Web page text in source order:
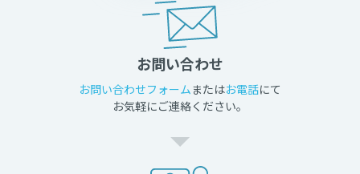
お問い合わせ
お問い合わせフォームまたはお電話にて
お気軽にご連絡ください。